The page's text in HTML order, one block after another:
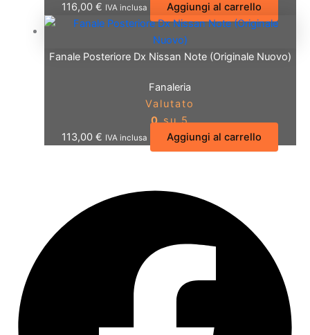
116,00€ IVA inclusa Aggiungi al carrello
Fanale Posteriore Dx Nissan Note (Originale Nuovo)
Fanaleria
Valutato
0su 5
113,00€ IVA inclusa Aggiungi al carrello